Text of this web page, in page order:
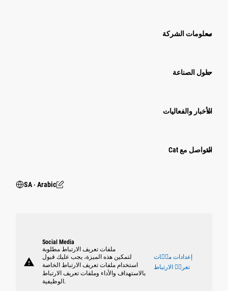
معلومات الشركة
حلول الصناعة
الأخبار والفعاليات
التواصل مع Cat
SA ‧ Arabic
warning
Social Media
ملفات تعريف الارتباط مطلوبة
لتمكين هذه الميزة، يجب عليك قبول
استخدام ملفات تعريف الارتباط الخاصة
بالاستهداف والأداء وملفات تعريف الارتباط
الوظيفية.
إعدادات ملٝات
تعريٝ الارتباط